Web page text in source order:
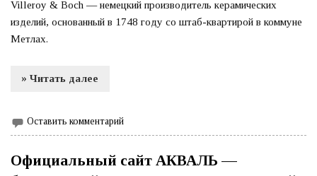
Villeroy & Boch — немецкий производитель керамических
изделий, основанный в 1748 году со штаб-квартирой в коммуне
Метлах.
» Читать далее
Оставить комментарий
Официальный сайт АКВАЛЬ —